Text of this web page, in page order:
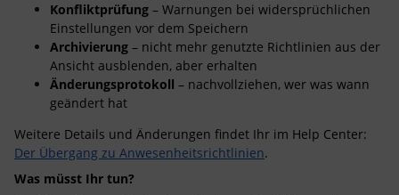
Konfliktprüfung – Warnungen bei widersprüchlichen
Einstellungen vor dem Speichern
Archivierung – nicht mehr genutzte Richtlinien aus der
Ansicht ausblenden, aber erhalten
Änderungsprotokoll – nachvollziehen, wer was wann
geändert hat
Weitere Details und Änderungen findet Ihr im Help Center:
Der Übergang zu Anwesenheitsrichtlinien.
Was müsst Ihr tun?